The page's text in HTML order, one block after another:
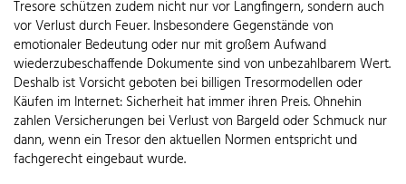
Tresore schützen zudem nicht nur vor Langfingern, sondern auch
vor Verlust durch Feuer. Insbesondere Gegenstände von
emotionaler Bedeutung oder nur mit großem Aufwand
wiederzubeschaffende Dokumente sind von unbezahlbarem Wert.
Deshalb ist Vorsicht geboten bei billigen Tresormodellen oder
Käufen im Internet: Sicherheit hat immer ihren Preis. Ohnehin
zahlen Versicherungen bei Verlust von Bargeld oder Schmuck nur
dann, wenn ein Tresor den aktuellen Normen entspricht und
fachgerecht eingebaut wurde.